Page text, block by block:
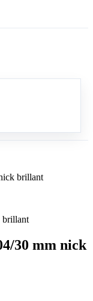
brillant
30 mm nick